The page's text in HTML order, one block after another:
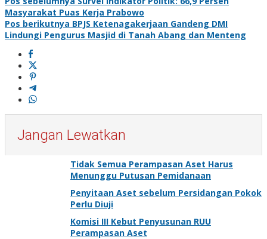
Masyarakat Puas Kerja Prabowo
Pos berikutnya BPJS Ketenagakerjaan Gandeng DMI
Lindungi Pengurus Masjid di Tanah Abang dan Menteng
Jangan Lewatkan
Tidak Semua Perampasan Aset Harus
Menunggu Putusan Pemidanaan
Penyitaan Aset sebelum Persidangan Pokok
Perlu Diuji
Komisi III Kebut Penyusunan RUU
Perampasan Aset